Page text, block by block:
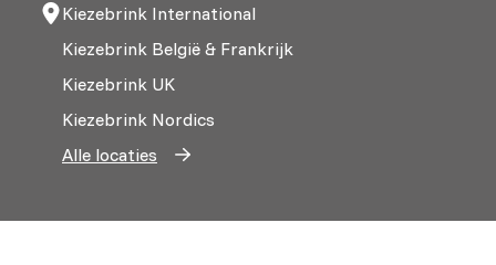
Kiezebrink International
Kiezebrink België & Frankrijk
Kiezebrink UK
Kiezebrink Nordics
Alle locaties